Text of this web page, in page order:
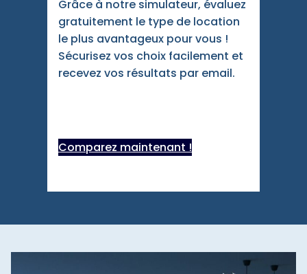
Grâce à notre simulateur, évaluez
gratuitement le type de location
le plus avantageux pour vous !
Sécurisez vos choix facilement et
recevez vos résultats par email.
Comparez maintenant !